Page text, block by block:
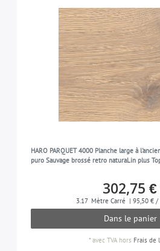
HARO PARQUET 4000 Planche large à
puro Sauvage brossé retro naturaLin plus
302,75
3.17 Mètre Carré | 95,50 € /
Dans le panier
*avec TVAhors Frais de